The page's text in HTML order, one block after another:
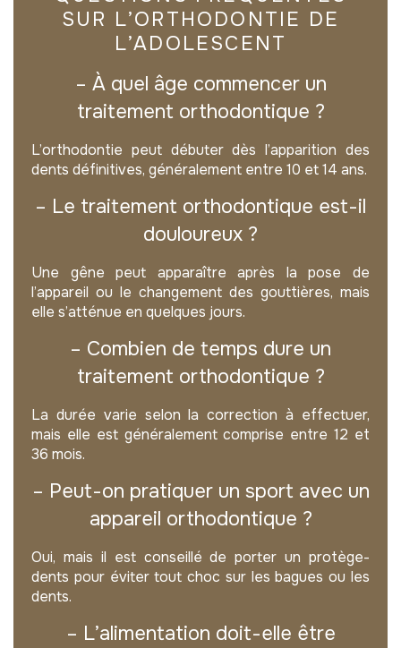
SUR L’ORTHODONTIE DE
L’ADOLESCENT
– À quel âge commencer un
traitement orthodontique ?
L’orthodontie peut débuter dès l’apparition des
dents définitives, généralement entre 10 et 14 ans.
– Le traitement orthodontique est-il
douloureux ?
Une gêne peut apparaître après la pose de
l’appareil ou le changement des gouttières, mais
elle s’atténue en quelques jours.
– Combien de temps dure un
traitement orthodontique ?
La durée varie selon la correction à effectuer,
mais elle est généralement comprise entre 12 et
36 mois.
– Peut-on pratiquer un sport avec un
appareil orthodontique ?
Oui, mais il est conseillé de porter un protège-
dents pour éviter tout choc sur les bagues ou les
dents.
– L’alimentation doit-elle être